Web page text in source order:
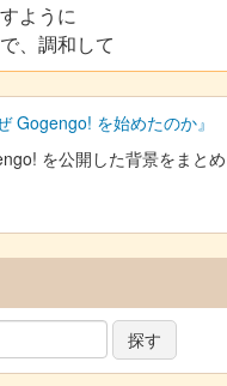
ように
、調和して
Gogengo! を始めたのか』
を公開した背景をまとめ